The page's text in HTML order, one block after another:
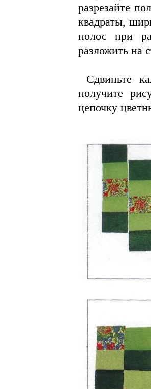
разрезайте
квадраты,
полос при
разложить на
Сдвиньте
получите
цепочку